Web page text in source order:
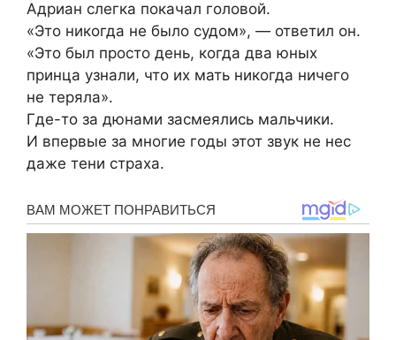
Адриан слегка покачал головой.
«Это никогда не было судом», — ответил он.
«Это был просто день, когда два юных
принца узнали, что их мать никогда ничего
не теряла».
Где-то за дюнами засмеялись мальчики.
И впервые за многие годы этот звук не нес
даже тени страха.